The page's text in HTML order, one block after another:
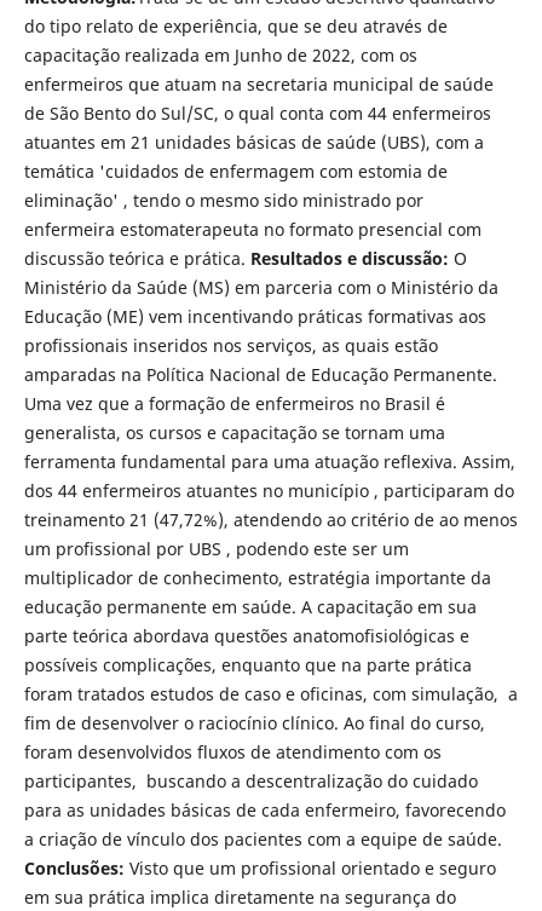
do tipo relato de experiência, que se deu através de
capacitação realizada em Junho de 2022, com os
enfermeiros que atuam na secretaria municipal de saúde
de São Bento do Sul/SC, o qual conta com 44 enfermeiros
atuantes em 21 unidades básicas de saúde (UBS), com a
temática 'cuidados de enfermagem com estomia de
eliminação' , tendo o mesmo sido ministrado por
enfermeira estomaterapeuta no formato presencial com
discussão teórica e prática. Resultados e discussão: O
Ministério da Saúde (MS) em parceria com o Ministério da
Educação (ME) vem incentivando práticas formativas aos
profissionais inseridos nos serviços, as quais estão
amparadas na Política Nacional de Educação Permanente.
Uma vez que a formação de enfermeiros no Brasil é
generalista, os cursos e capacitação se tornam uma
ferramenta fundamental para uma atuação reflexiva. Assim,
dos 44 enfermeiros atuantes no município , participaram do
treinamento 21 (47,72%), atendendo ao critério de ao menos
um profissional por UBS , podendo este ser um
multiplicador de conhecimento, estratégia importante da
educação permanente em saúde. A capacitação em sua
parte teórica abordava questões anatomofisiológicas e
possíveis complicações, enquanto que na parte prática
foram tratados estudos de caso e oficinas, com simulação, a
fim de desenvolver o raciocínio clínico. Ao final do curso,
foram desenvolvidos fluxos de atendimento com os
participantes, buscando a descentralização do cuidado
para as unidades básicas de cada enfermeiro, favorecendo
a criação de vínculo dos pacientes com a equipe de saúde.
Conclusões: Visto que um profissional orientado e seguro
em sua prática implica diretamente na segurança do